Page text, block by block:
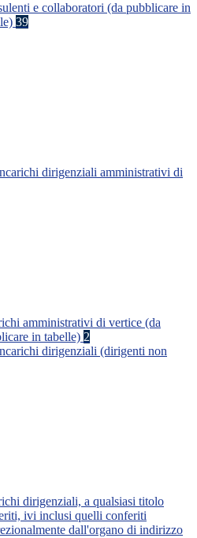
e collaboratori (da pubblicare in
39
dirigenziali amministrativi di
amministrativi di vertice (da
in tabelle) 2
dirigenziali (dirigenti non
dirigenziali, a qualsiasi titolo
ivi inclusi quelli conferiti
dall'organo di indirizzo